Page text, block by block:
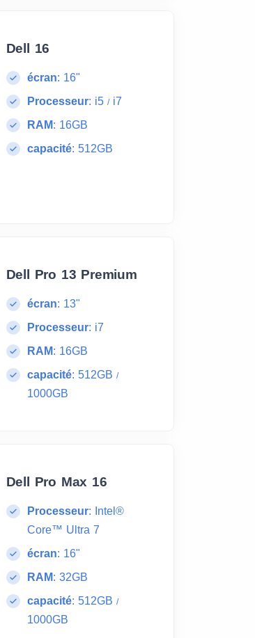
Dell 16
écran: 16"
Processeur: i5 /i7
RAM: 16GB
capacité: 512GB
Dell Pro 13 Premium
écran: 13"
Processeur: i7
RAM: 16GB
capacité: 512GB /
1000GB
Dell Pro Max 16
Processeur: Intel®
Core™ Ultra 7
écran: 16"
RAM: 32GB
capacité: 512GB /
1000GB